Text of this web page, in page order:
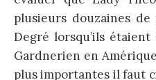
plusieurs douzaines de
Degré lorsqu’ils
Gardnerien en
plus importantes il faut